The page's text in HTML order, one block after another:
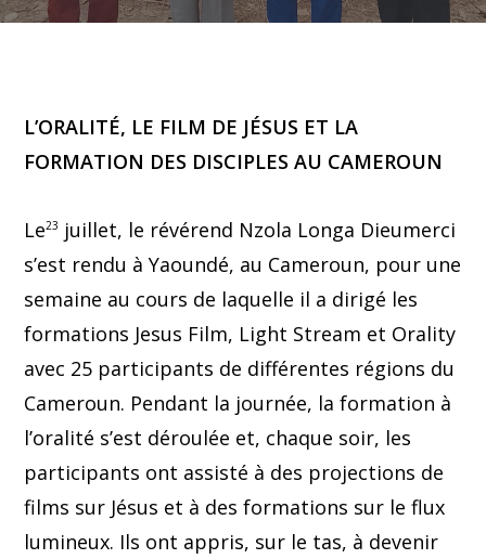
L’ORALITÉ, LE FILM DE JÉSUS ET LA
FORMATION DES DISCIPLES AU CAMEROUN
Le23 juillet, le révérend Nzola Longa Dieumerci
s’est rendu à Yaoundé, au Cameroun, pour une
semaine au cours de laquelle il a dirigé les
formations Jesus Film, Light Stream et Orality
avec 25 participants de différentes régions du
Cameroun. Pendant la journée, la formation à
l’oralité s’est déroulée et, chaque soir, les
participants ont assisté à des projections de
films sur Jésus et à des formations sur le flux
lumineux. Ils ont appris, sur le tas, à devenir